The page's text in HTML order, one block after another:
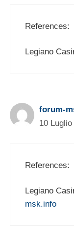
References:
Legiano
forum-
10
References:
Legiano
msk.info